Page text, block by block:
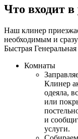
Что входит в
Наш клинер
необходимым и
Быстрая Генеральная
Комнаты
Клинер
одеяла,
или
и
услуги.